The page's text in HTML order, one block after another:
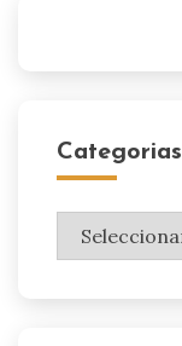
Categorias
Categorias